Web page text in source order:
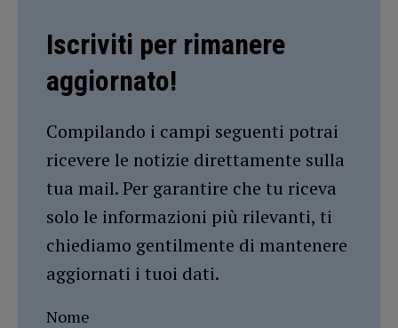
Iscriviti per rimanere
aggiornato!
Compilando i campi seguenti potrai
ricevere le notizie direttamente sulla
tua mail. Per garantire che tu riceva
solo le informazioni più rilevanti, ti
chiediamo gentilmente di mantenere
aggiornati i tuoi dati.
Nome